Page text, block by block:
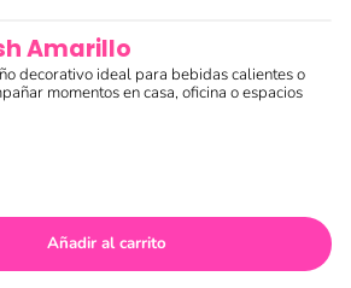
Amarillo
decorativo ideal para bebidas calientes o
momentos en casa, oficina o espacios
Añadir al carrito